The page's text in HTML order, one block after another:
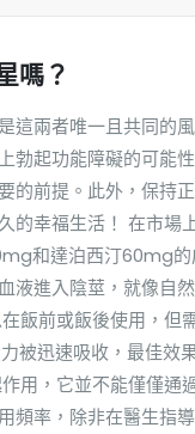
嗎？
這兩者唯一且共同的
勃起功能障礙的可能
的前提。此外，保持
的幸福生活！ 在市場
和達泊西汀60mg
進入陰莖，就像自
飯前或飯後使用，但
被迅速吸收，最佳效
用，它並不能僅僅通
頻率，除非在醫生指